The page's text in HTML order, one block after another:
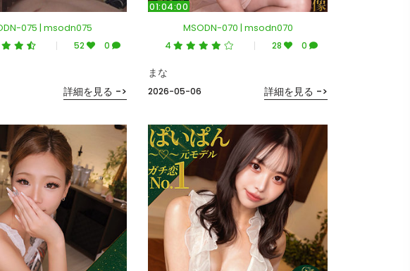
075 | msodn075
52 0
詳細を見る ->
01:04:00
MSODN-070 | msodn070
4 28 0
2026-05-06
まな
詳細を見る ->